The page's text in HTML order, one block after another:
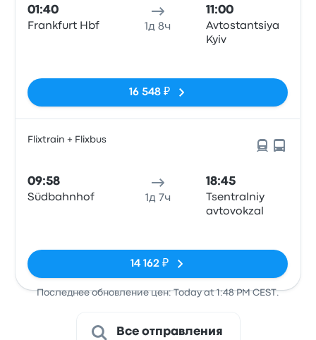
01:40
Frankfurt Hbf 1д 8ч
11:00
Avtostantsiya
Kyiv
16 548 ₽
Flixtrain + Flixbus
09:58
Südbahnhof 1д 7ч
18:45
Tsentralniy
avtovokzal
14 162 ₽
Последнее обновление цен: Today at 1:48 PM CEST.
Все отправления